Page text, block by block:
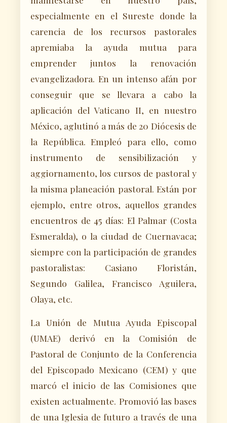
especialmente en el Sureste donde la
carencia de los recursos pastorales
apremiaba la ayuda mutua para
emprender juntos la renovación
evangelizadora. En un intenso afán por
conseguir que se llevara a cabo la
aplicación del Vaticano II, en nuestro
México, aglutinó a más de 20 Diócesis de
la República. Empleó para ello, como
instrumento de sensibilización y
aggiornamento, los cursos de pastoral y
la misma planeación pastoral. Están por
ejemplo, entre otros, aquellos grandes
encuentros de 45 días: El Palmar (Costa
Esmeralda), o la ciudad de Cuernavaca;
siempre con la participación de grandes
pastoralistas: Casiano Floristán,
Segundo Galilea, Francisco Aguilera,
Olaya, etc.
La Unión de Mutua Ayuda Episcopal
(UMAE) derivó en la Comisión de
Pastoral de Conjunto de la Conferencia
del Episcopado Mexicano (CEM) y que
marcó el inicio de las Comisiones que
existen actualmente. Promovió las bases
de una Iglesia de futuro a través de una